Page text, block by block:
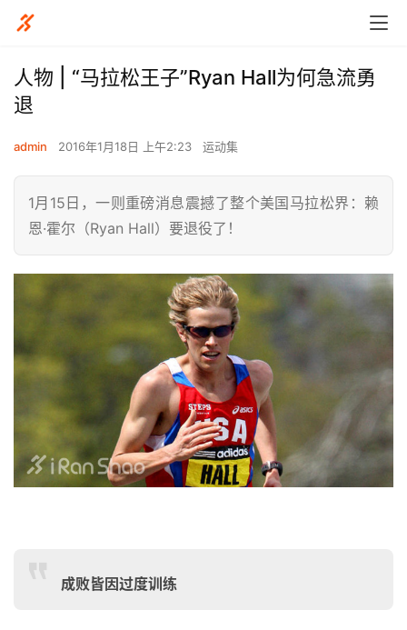
人物 | “马拉松王子”Ryan Hall为何急流勇
退
admin 2016年1月18日 上午2:23 运动集
1月15日，一则重磅消息震撼了整个美国马拉松界：赖
恩·霍尔（Ryan Hall）要退役了！
成败皆因过度训练